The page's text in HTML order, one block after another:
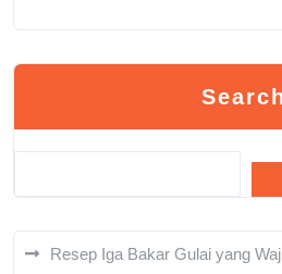
Search
Resep Iga Bakar Gulai yang